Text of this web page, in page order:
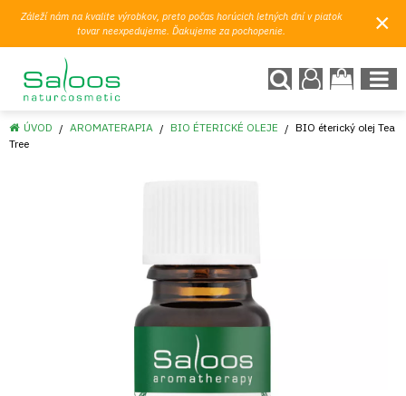
Záleží nám na kvalite výrobkov, preto počas horúcich letných dní v piatok
tovar neexpedujeme. Ďakujeme za pochopenie.
×
ÚVOD AROMATERAPIA BIO ÉTERICKÉ OLEJE
BIO éterický olej Tea
Tree